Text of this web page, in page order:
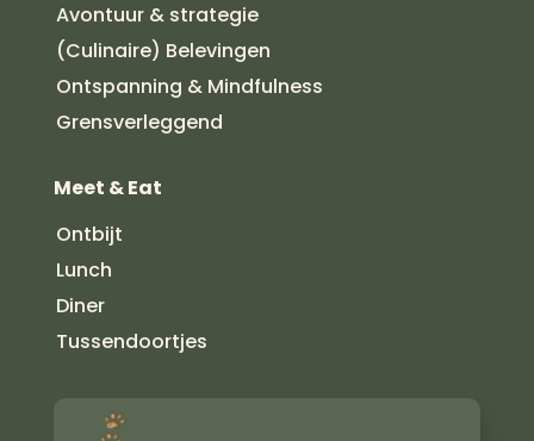
Avontuur & strategie
(Culinaire) Belevingen
Ontspanning & Mindfulness
Grensverleggend
Meet & Eat
Ontbijt
Lunch
Diner
Tussendoortjes